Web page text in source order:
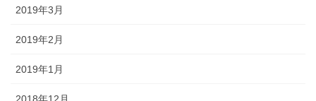
2019年3月
2019年2月
2019年1月